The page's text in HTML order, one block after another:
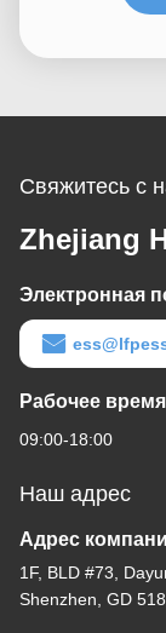
Свяжитесь с
Zhejiang
Электронная
Рабочее время
09:00-18:00
Наш адрес
Адрес
1F, BLD #73,
Shenzhen, GD